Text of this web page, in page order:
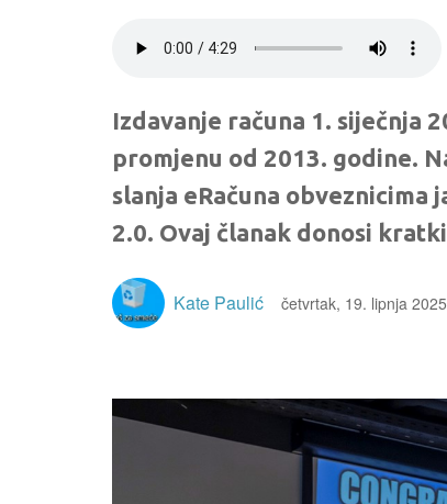
Izdavanje računa 1. siječnja
promjenu od 2013. godine.
slanja eRačuna obveznicima
2.0. Ovaj članak donosi
Kate Paulić četvrtak, 19. lipnja